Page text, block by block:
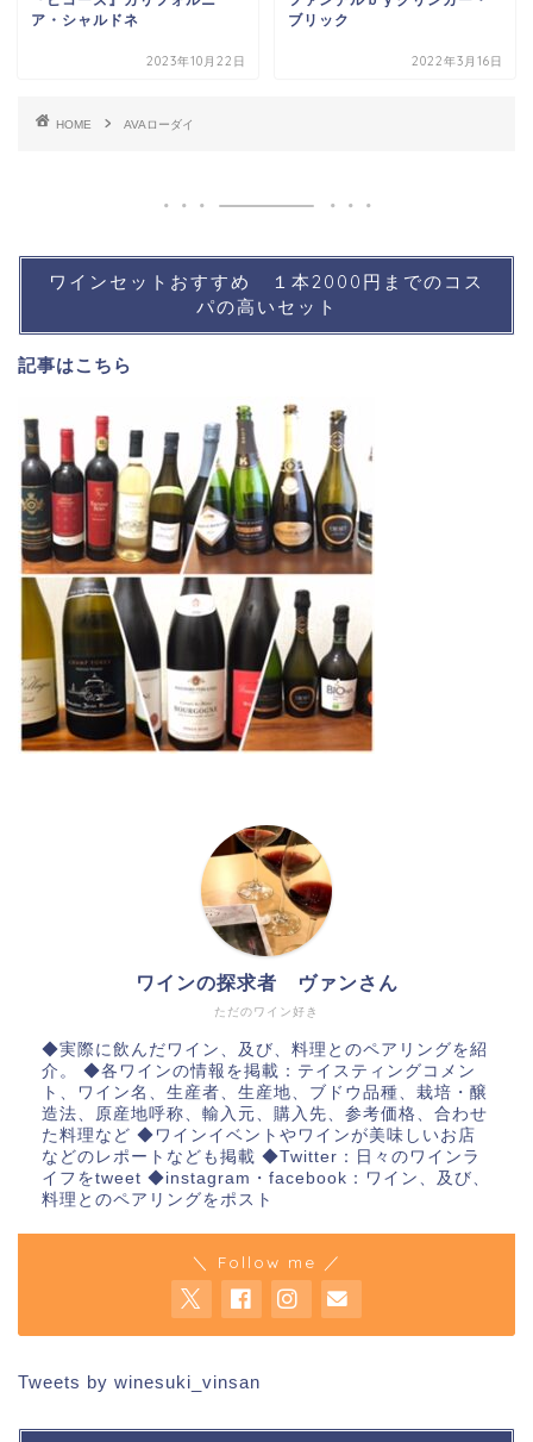
ア・シャルドネ
2023年10月22日
ブリック
2022年3月16日
HOME AVAローダイ
ワインセットおすすめ １本2000円までのコス
パの高いセット
記事はこちら
ただのワイン好き
ワインの探求者 ヴァンさん
◆実際に飲んだワイン、及び、料理とのペアリングを紹
介。 ◆各ワインの情報を掲載：テイスティングコメン
ト、ワイン名、生産者、生産地、ブドウ品種、栽培・醸
造法、原産地呼称、輸入元、購入先、参考価格、合わせ
た料理など ◆ワインイベントやワインが美味しいお店
などのレポートなども掲載 ◆Twitter：日々のワインラ
イフをtweet ◆instagram・facebook：ワイン、及び、
料理とのペアリングをポスト
＼ Follow me ／
Tweets by winesuki_vinsan